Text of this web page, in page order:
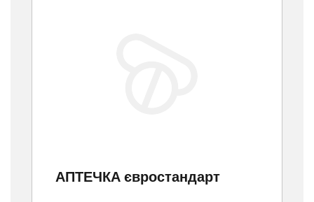
АПТЕЧКА євростандарт